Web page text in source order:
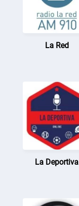
La Red
La Deportiva